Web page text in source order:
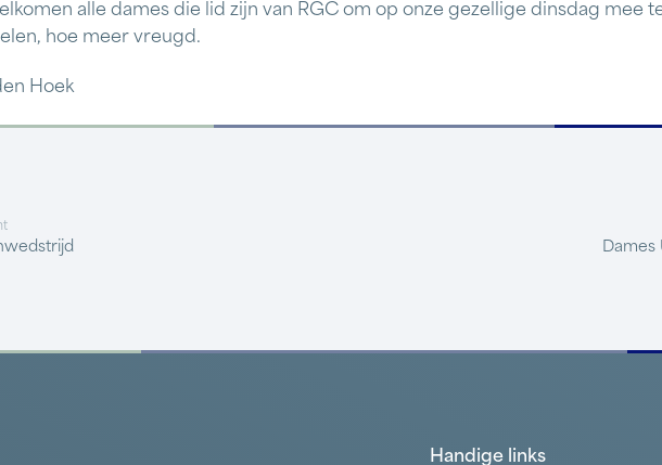
alle dames die lid zijn van RGC om op onze gezellige dinsdag mee
hoe meer vreugd.
Hoek
Dames
Handige links